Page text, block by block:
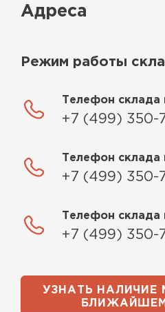
Адреса
Режим работы
Телефон склада
+7 (499) 350-
Телефон склада
+7 (499) 350-
Телефон склада
+7 (499) 350-
УЗНАТЬ НАЛИЧИЕ